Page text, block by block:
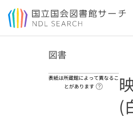
本文へ移動
図書
表紙は所蔵館によって異なるこ
とがあります
ヘル
(